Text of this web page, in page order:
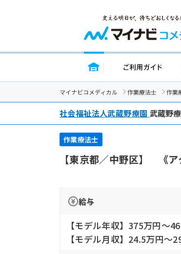
トップページ
マイナビコメディカル 作業療法士 作業
社会福祉法人武蔵野療園 武蔵野
作業療法士
【東京都／中野区】 《
給与
【モデル年収】375万円〜
【モデル月収】24.5万円〜